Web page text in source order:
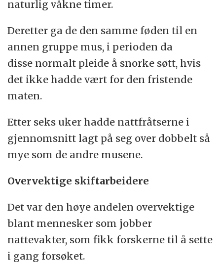
naturlig våkne timer.
Deretter ga de den samme føden til en
annen gruppe mus, i perioden da
disse normalt pleide å snorke søtt, hvis
det ikke hadde vært for den fristende
maten.
Etter seks uker hadde nattfråtserne i
gjennomsnitt lagt på seg over dobbelt så
mye som de andre musene.
Overvektige skiftarbeidere
Det var den høye andelen overvektige
blant mennesker som jobber
nattevakter, som fikk forskerne til å sette
i gang forsøket.